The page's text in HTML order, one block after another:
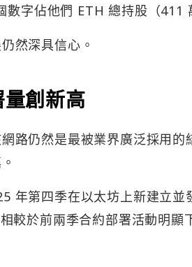
字佔他們 ETH 總持股（411
然深具信心。
創新高
路仍然是最被業界廣泛採用的
年第四季在以太坊上新建立並
較於前兩季合約部署活動明顯